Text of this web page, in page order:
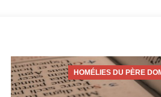
HOMÉLIES DU PÈRE